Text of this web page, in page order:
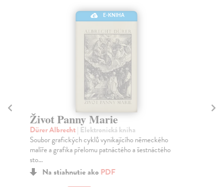
E-KNIHA
Život Panny Marie
Dürer Albrecht| Elektronická kniha
Soubor grafických cyklů vynikajícího německého
malíře a grafika přelomu patnáctého a šestnáctého
sto...
Na stiahnutie ako PDF